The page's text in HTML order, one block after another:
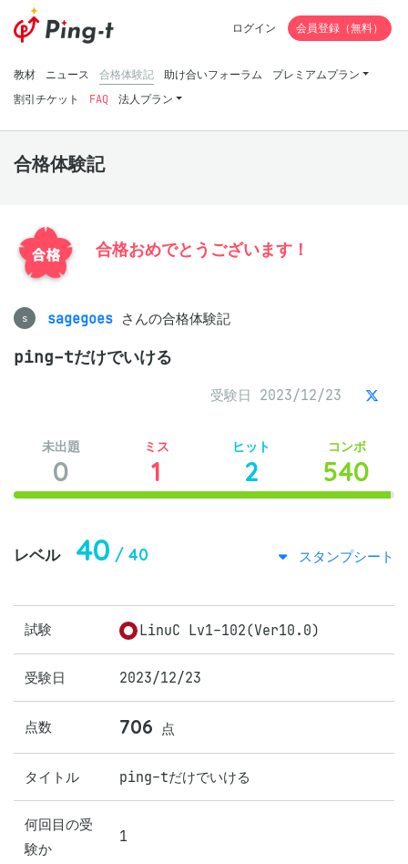
教材 ニュース 合格体験記 助け合いフォーラム
プレミアムプラン
割引チケット
FAQ 法人プラン
ログイン 会員登録（無料）
合格体験記
合格おめでとうございます！
s sagegoes さんの合格体験記
ping-tだけでいける
受験日 2023/12/23
未出題
0
ミス
1
ヒット
2
コンボ
540
レベル 40 / 40 スタンプシート
試験 LinuC Lv1-102(Ver10.0)
受験日 2023/12/23
点数 706 点
タイトル ping-tだけでいける
何回目の受
験か
1